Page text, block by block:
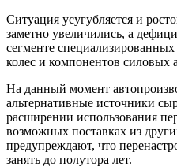
Ситуация усугубляется и
заметно увеличились, а
сегменте
колес и компонентов силовых
На данный момент
альтернативные источники
расширении использования
возможных поставках из
предупреждают, что
занять до полутора лет.